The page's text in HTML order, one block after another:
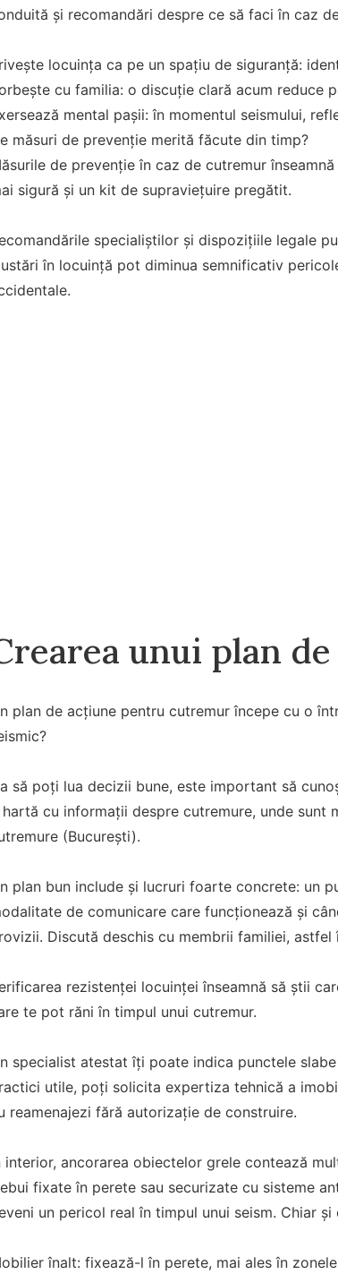
și recomandări despre ce să faci în caz
locuința ca pe un spațiu de siguranță:
cu familia: o discuție clară acum reduce
mental pașii: în momentul seismului,
măsuri de prevenție merită făcute din timp?
de prevenție în caz de cutremur
sigură și un kit de supraviețuire pregătit.
specialiștilor și dispozițiile legale
în locuință pot diminua semnificativ
unui plan
plan de acțiune pentru cutremur începe cu o
să poți lua decizii bune, este important să
cu informații despre cutremure, unde sunt
(București).
plan bun include și lucruri foarte concrete: un
de comunicare care funcționează și
Discută deschis cu membrii familiei,
rezistenței locuinței înseamnă să știi
te pot răni în timpul unui cutremur.
specialist atestat îți poate indica punctele
utile, poți solicita expertiza tehnică a
reamenajezi fără autorizație de construire.
interior, ancorarea obiectelor grele contează
fixate în perete sau securizate cu sisteme
un pericol real în timpul unui seism. Chiar
înalt: fixează-l în perete, mai ales în